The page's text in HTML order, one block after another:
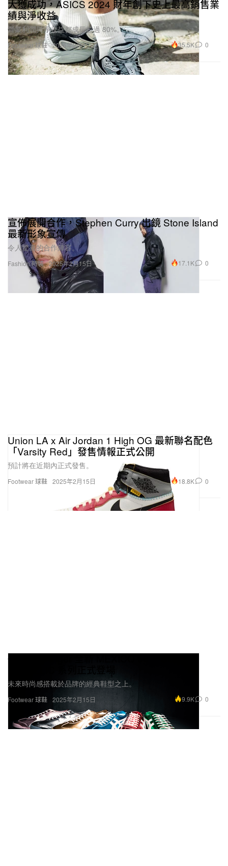
Footwear 球鞋
大獲成功，ASICS 2024 財年創下史上最高銷售業
績與淨收益
營業利潤與淨收益都成長超過 80%。
2025年2月15日 35.5K 0
Fashion 時裝
宣佈展開合作，Stephen Curry 出鏡 Stone Island
最新形象宣傳
令人驚喜的合作陣容。
2025年2月15日 17.1K 0
Footwear 球鞋
Union LA x Air Jordan 1 High OG 最新聯名配色
「Varsity Red」發售情報正式公開
預計將在近期內正式發售。
2025年2月15日 18.8K 0
Footwear 球鞋
Onitsuka Tiger 全新 MEXICO 66™ SD
未來時尚感搭載於品牌的經典鞋型之上。
2025年2月15日 9.9K 0